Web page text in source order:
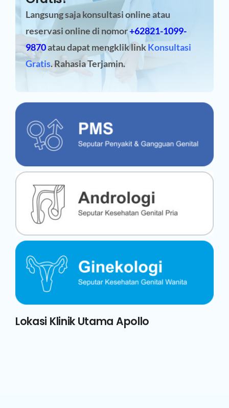
Langsung saja konsultasi online atau
reservasi onlinedi nomor+62821-1099-
9870atau dapat mengklik linkKonsultasi
Gratis. Rahasia Terjamin.
Lokasi Klinik Utama Apollo